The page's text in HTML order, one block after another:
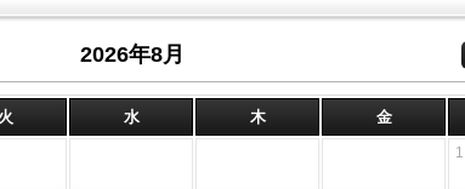
2026年8月
火 水 木 金
1